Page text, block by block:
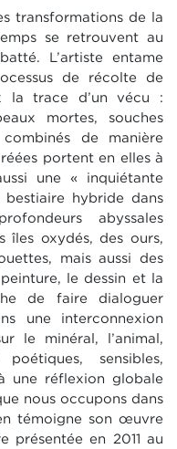
transformations de la
se retrouvent au
L’artiste entame
de récolte de
la trace d’un vécu :
mortes, souches
de manière
portent en elles à
une « inquiétante
hybride dans
abyssales
îles oxydés, des ours,
mais aussi des
le dessin et la
de faire dialoguer
une interconnexion
le minéral, l’animal,
sensibles,
une réflexion globale
nous occupons dans
témoigne son œuvre
présentée en 2011 au